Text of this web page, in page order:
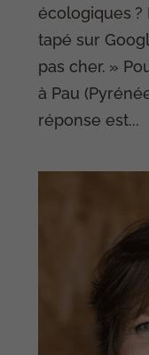
écologiques
tapé sur
pas cher. »
à Pau
réponse est...